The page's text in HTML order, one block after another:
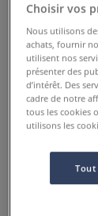
Lin glacé
Choisir vos
Nous utilisons
achats, fournir
utilisent nos
présenter des
d’intérêt. Des
cadre de notre
tous les cookies
utilisons les